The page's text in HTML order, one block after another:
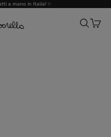
a mano in Italia! ✨
CercaCarrello